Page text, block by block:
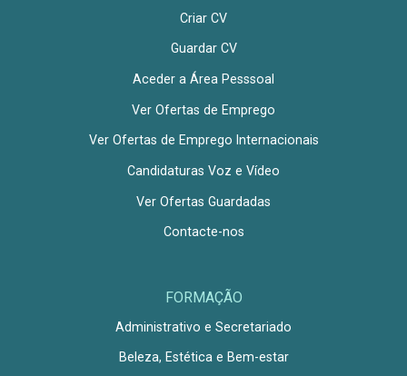
Criar CV
Guardar CV
Aceder a Área Pesssoal
Ver Ofertas de Emprego
Ver Ofertas de Emprego Internacionais
Candidaturas Voz e Vídeo
Ver Ofertas Guardadas
Contacte-nos
FORMAÇÃO
Administrativo e Secretariado
Beleza, Estética e Bem-estar